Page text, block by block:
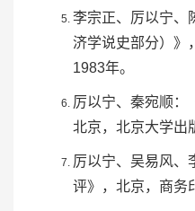
李宗正、厉以宁、
济学说史部分）》
1983年。
厉以宁、 秦宛顺 ：
北京，北京大学出
厉以宁、 吴易风、
评》，北京，商务